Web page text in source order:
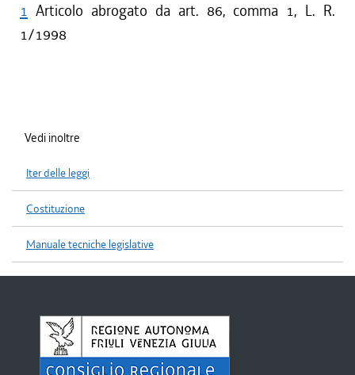
1 Articolo abrogato da art. 86, comma 1, L. R.
1/1998
Vedi inoltre
Iter delle leggi
Costituzione
Manuale tecniche legislative